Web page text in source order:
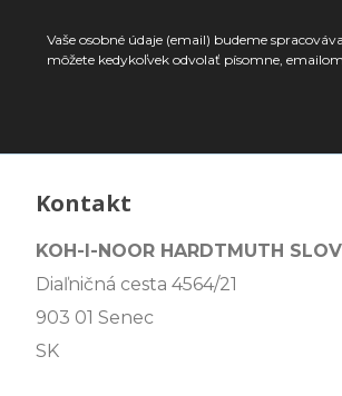
Vaše osobné údaje (email) budeme
môžete kedykoľvek odvolať písomne,
Kontakt
KOH-I-NOOR HARDTMUTH
Diaľničná cesta 4564/21
903 01 Senec
SK